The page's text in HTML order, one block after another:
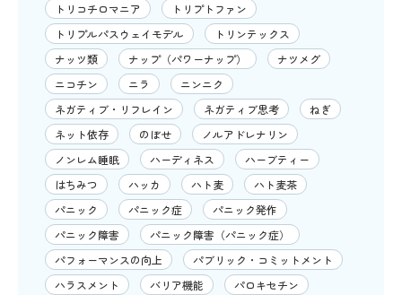
トリコチロマニア
トリプトファン
トリプルパスウェイモデル
トリンテックス
ナッツ類
ナップ（パワーナップ）
ナツメグ
ニコチン
ニラ
ニンニク
ネガティブ・リフレイン
ネガティブ思考
ねぎ
ネット依存
のぼせ
ノルアドレナリン
ノンレム睡眠
ハーディネス
ハーブティー
はちみつ
ハッカ ハト麦
ハト麦茶
パニック
パニック症
パニック発作
パニック障害
パニック障害（パニック症）
パフォーマンスの向上
パブリック・コミットメント
ハラスメント
バリア機能
パロキセチン